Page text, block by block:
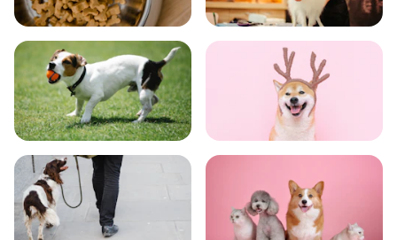
食事 お手入れ
トレーニング グッズ